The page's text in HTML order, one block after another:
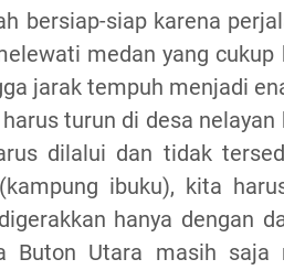
bersiap-siap karena
medan yang cukup
jarak tempuh menjadi
turun di desa
dilalui dan tidak
ibuku), kita
hanya dengan
Buton Utara masih saja